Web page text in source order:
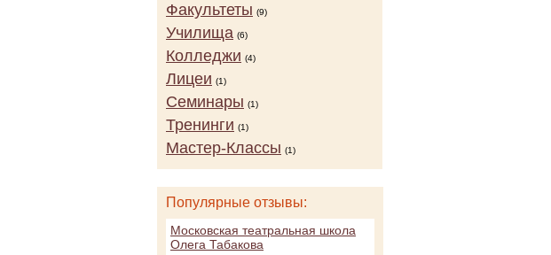
Факультеты (9)
Училища (6)
Колледжи (4)
Лицеи (1)
Семинары (1)
Тренинги (1)
Мастер-Классы (1)
Популярные отзывы:
Московская театральная школа
Олега Табакова